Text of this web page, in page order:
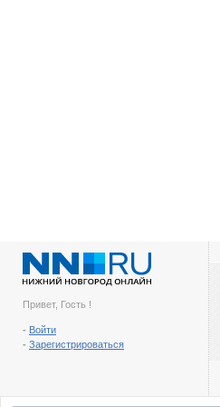
Привет, Гость !
- Войти
- Зарегистрироваться